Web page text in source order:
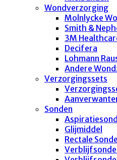
Wondverzorging
Molnlycke
Smith &
3M
Decifera
Lohmann
Andere
Verzorgingssets
Sonden
Glijmiddel
Rectale